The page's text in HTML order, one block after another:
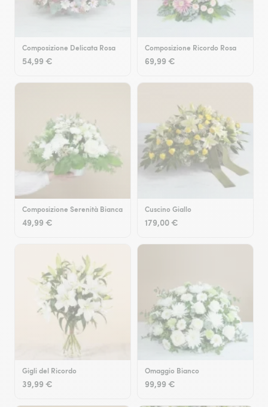
Composizione Delicata Rosa
54,99 €
Composizione Ricordo Rosa
69,99 €
Composizione Serenità Bianca
49,99 €
Cuscino Giallo
179,00 €
Gigli del Ricordo
39,99 €
Omaggio Bianco
99,99 €